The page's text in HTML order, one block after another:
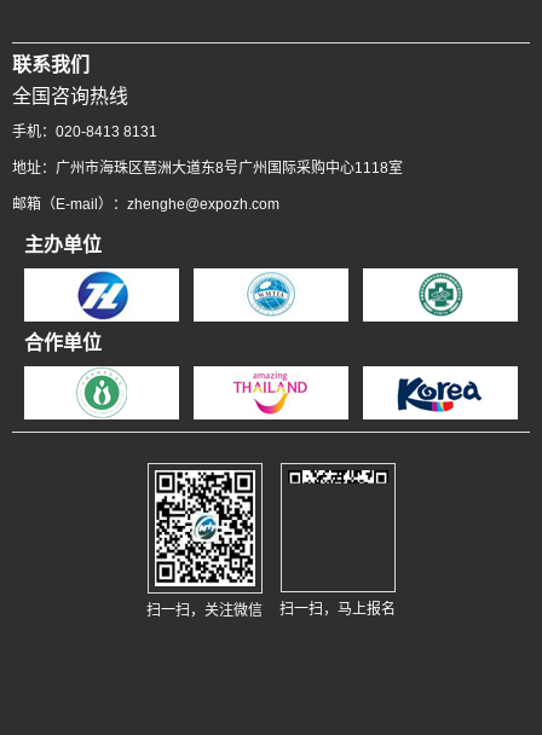
联系我们
全国咨询热线
手机：020-8413 8131
地址：广州市海珠区琶洲大道东8号广州国际采购中心1118室
邮箱（E-mail）：zhenghe@expozh.com
主办单位
合作单位
扫一扫，关注微信 扫一扫，马上报名